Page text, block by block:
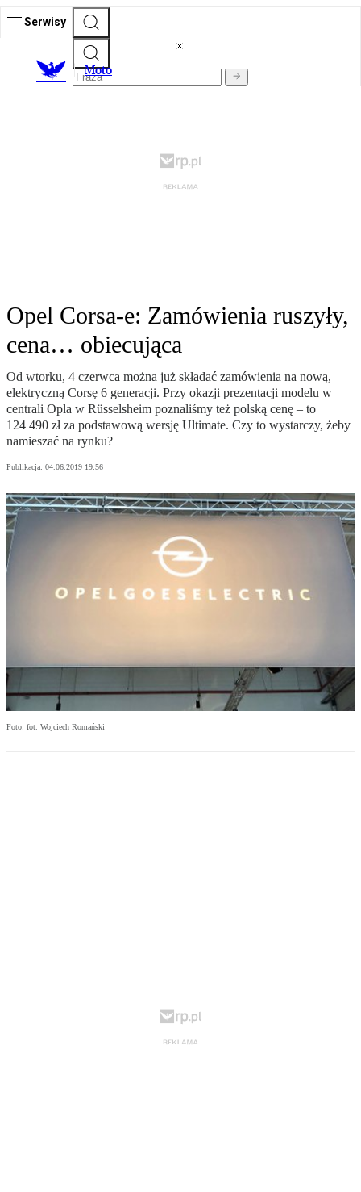
Serwisy
Moto
Opel Corsa-e: Zamówienia ruszyły,
cena… obiecująca
Od wtorku, 4 czerwca można już składać zamówienia na nową,
elektryczną Corsę 6 generacji. Przy okazji prezentacji modelu w
centrali Opla w Rüsselsheim poznaliśmy też polską cenę – to
124 490 zł za podstawową wersję Ultimate. Czy to wystarczy, żeby
namieszać na rynku?
Publikacja: 04.06.2019 19:56
Foto: fot. Wojciech Romański